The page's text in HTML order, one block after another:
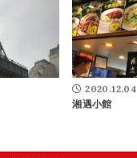
2020.12.04
湘遇小館